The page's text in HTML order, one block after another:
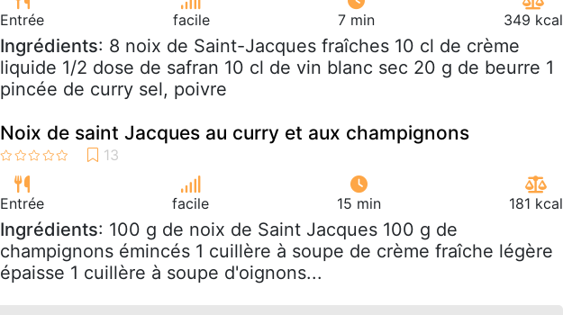
Entrée facile 7 min 349 kcal
Ingrédients: 8 noix de Saint-Jacques fraîches 10 cl de crème
liquide 1/2 dose de safran 10 cl de vin blanc sec 20 g de beurre 1
pincée de curry sel, poivre
Noix de saint Jacques au curry et aux champignons
Entrée facile 15 min 181 kcal
Ingrédients: 100 g de noix de Saint Jacques 100 g de
champignons émincés 1 cuillère à soupe de crème fraîche légère
épaisse 1 cuillère à soupe d'oignons...